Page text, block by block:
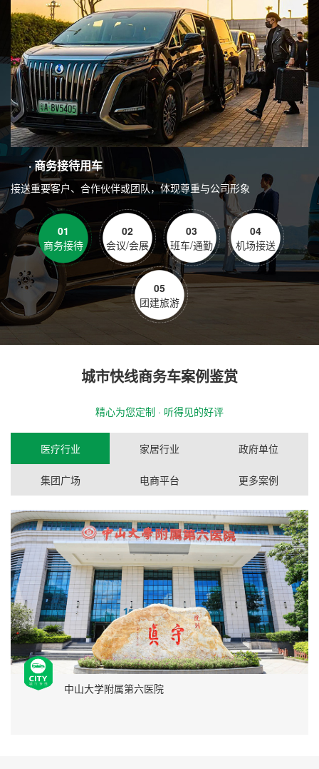
· 商务接待用车
接送重要客户、合作伙伴或团队，体现尊重与公司形象
01
商务接待
02
会议/会展
03
班车/通勤
04
机场接送
05
团建旅游
城市快线商务车案例鉴赏
精心为您定制 · 听得见的好评
医疗行业 家居行业 政府单位
集团广场 电商平台 更多案例
中山大学附属第六医院